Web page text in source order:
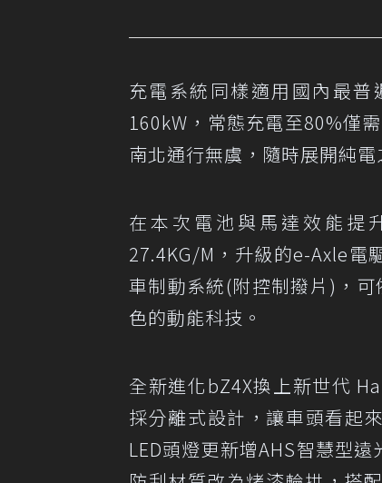
充電系統同樣適用國內最普
160kW，常態充電至80%僅
南北通行無虞，隨時展開純電
在本次電池與馬達效能提
27.4KG/M，升級的e-Axle電
車制動系統(附控制撥片)，可
色的動能科技。
全新進化bZ4X換上新世代
採分離式設計，讓車頭看起
LED頭燈更新增AHS智慧型